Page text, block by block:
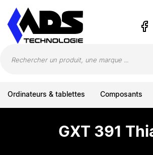
Ordinateurs & tablettes Composants
GXT 391